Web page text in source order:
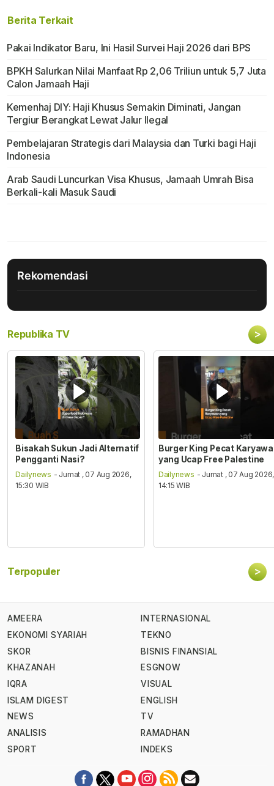
Berita Terkait
Pakai Indikator Baru, Ini Hasil Survei Haji 2026 dari BPS
BPKH Salurkan Nilai Manfaat Rp 2,06 Triliun untuk 5,7 Juta
Calon Jamaah Haji
Kemenhaj DIY: Haji Khusus Semakin Diminati, Jangan
Tergiur Berangkat Lewat Jalur Ilegal
Pembelajaran Strategis dari Malaysia dan Turki bagi Haji
Indonesia
Arab Saudi Luncurkan Visa Khusus, Jamaah Umrah Bisa
Berkali-kali Masuk Saudi
Rekomendasi
Republika TV >
Bisakah Sukun Jadi Alternatif
Pengganti Nasi?
Dailynews - Jumat , 07 Aug 2026,
15:30 WIB
Burger King Pecat
yang Ucap Free Palestine
Dailynews - Jumat , 07 Aug 2026,
14:15 WIB
Terpopuler >
AMEERA
EKONOMI SYARIAH
SKOR
KHAZANAH
IQRA
ISLAM DIGEST
NEWS
ANALISIS
SPORT
INTERNASIONAL
TEKNO
BISNIS FINANSIAL
ESGNOW
VISUAL
ENGLISH
TV
RAMADHAN
INDEKS